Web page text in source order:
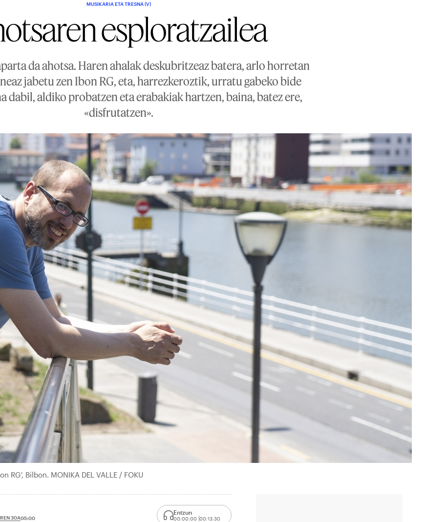
MUSIKARIA ETA TRESNA (V)
esploratzailea
da ahotsa. Haren ahalak deskubritzeaz batera, arlo horretan
jabetu zen Ibon RG, eta, harrezkeroztik, urratu gabeko bide
dabil, aldiko probatzen eta erabakiak hartzen, baina, batez ere,
«disfrutatzen».
RG', Bilbon. MONIKA DEL VALLE / FOKU
30A05:00
Entzun
00:00:00 00:13:30